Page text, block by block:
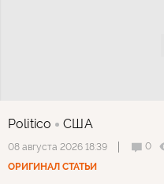
Politico США
08 августа 2026 18:39 0
ОРИГИНАЛ СТАТЬИ